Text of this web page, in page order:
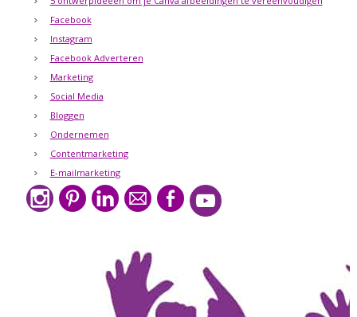
Facebook
Instagram
Facebook Adverteren
Marketing
Social Media
Bloggen
Ondernemen
Contentmarketing
E-mailmarketing